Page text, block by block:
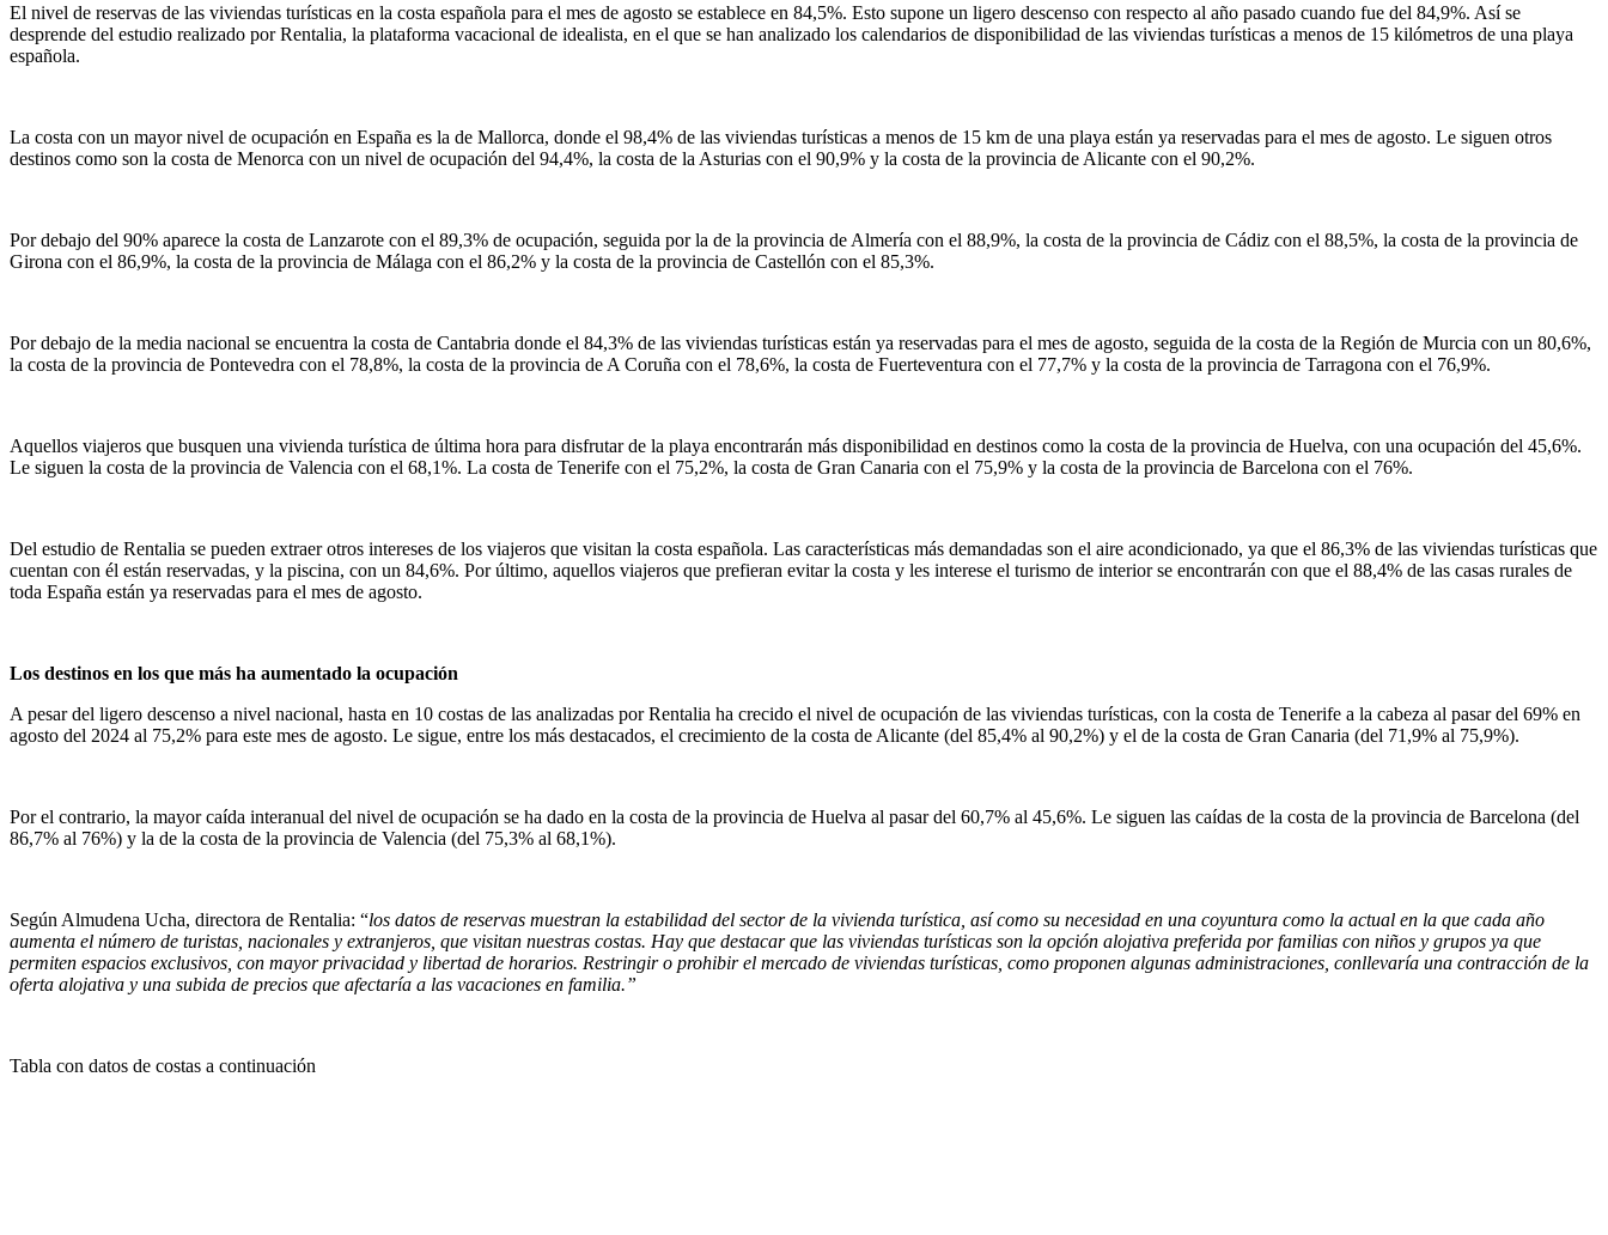
El nivel de reservas de las viviendas turísticas en la costa española para el mes de agosto se establece en 84,5%. Esto supone un ligero descenso con respecto al año pasado cuando fue del 84,9%. Así se
desprende del estudio realizado por Rentalia, la plataforma vacacional de idealista, en el que se han analizado los calendarios de disponibilidad de las viviendas turísticas a menos de 15 kilómetros de una playa
española.
La costa con un mayor nivel de ocupación en España es la de Mallorca, donde el 98,4% de las viviendas turísticas a menos de 15 km de una playa están ya reservadas para el mes de agosto. Le siguen otros
destinos como son la costa de Menorca con un nivel de ocupación del 94,4%, la costa de la Asturias con el 90,9% y la costa de la provincia de Alicante con el 90,2%.
Por debajo del 90% aparece la costa de Lanzarote con el 89,3% de ocupación, seguida por la de la provincia de Almería con el 88,9%, la costa de la provincia de Cádiz con el 88,5%, la costa de la provincia de
Girona con el 86,9%, la costa de la provincia de Málaga con el 86,2% y la costa de la provincia de Castellón con el 85,3%.
Por debajo de la media nacional se encuentra la costa de Cantabria donde el 84,3% de las viviendas turísticas están ya reservadas para el mes de agosto, seguida de la costa de la Región de Murcia con un 80,6%,
la costa de la provincia de Pontevedra con el 78,8%, la costa de la provincia de A Coruña con el 78,6%, la costa de Fuerteventura con el 77,7% y la costa de la provincia de Tarragona con el 76,9%.
Aquellos viajeros que busquen una vivienda turística de última hora para disfrutar de la playa encontrarán más disponibilidad en destinos como la costa de la provincia de Huelva, con una ocupación del 45,6%.
Le siguen la costa de la provincia de Valencia con el 68,1%. La costa de Tenerife con el 75,2%, la costa de Gran Canaria con el 75,9% y la costa de la provincia de Barcelona con el 76%.
Del estudio de Rentalia se pueden extraer otros intereses de los viajeros que visitan la costa española. Las características más demandadas son el aire acondicionado, ya que el 86,3% de las viviendas turísticas que
cuentan con él están reservadas, y la piscina, con un 84,6%. Por último, aquellos viajeros que prefieran evitar la costa y les interese el turismo de interior se encontrarán con que el 88,4% de las casas rurales de
toda España están ya reservadas para el mes de agosto.
Los destinos en los que más ha aumentado la ocupación
A pesar del ligero descenso a nivel nacional, hasta en 10 costas de las analizadas por Rentalia ha crecido el nivel de ocupación de las viviendas turísticas, con la costa de Tenerife a la cabeza al pasar del 69% en
agosto del 2024 al 75,2% para este mes de agosto. Le sigue, entre los más destacados, el crecimiento de la costa de Alicante (del 85,4% al 90,2%) y el de la costa de Gran Canaria (del 71,9% al 75,9%).
Por el contrario, la mayor caída interanual del nivel de ocupación se ha dado en la costa de la provincia de Huelva al pasar del 60,7% al 45,6%. Le siguen las caídas de la costa de la provincia de Barcelona (del
86,7% al 76%) y la de la costa de la provincia de Valencia (del 75,3% al 68,1%).
Según Almudena Ucha, directora de Rentalia: “los datos de reservas muestran la estabilidad del sector de la vivienda turística, así como su necesidad en una coyuntura como la actual en la que cada año
aumenta el número de turistas, nacionales y extranjeros, que visitan nuestras costas. Hay que destacar que las viviendas turísticas son la opción alojativa preferida por familias con niños y grupos ya que
permiten espacios exclusivos, con mayor privacidad y libertad de horarios. Restringir o prohibir el mercado de viviendas turísticas, como proponen algunas administraciones, conllevaría una contracción de la
oferta alojativa y una subida de precios que afectaría a las vacaciones en familia.”
Tabla con datos de costas a continuación